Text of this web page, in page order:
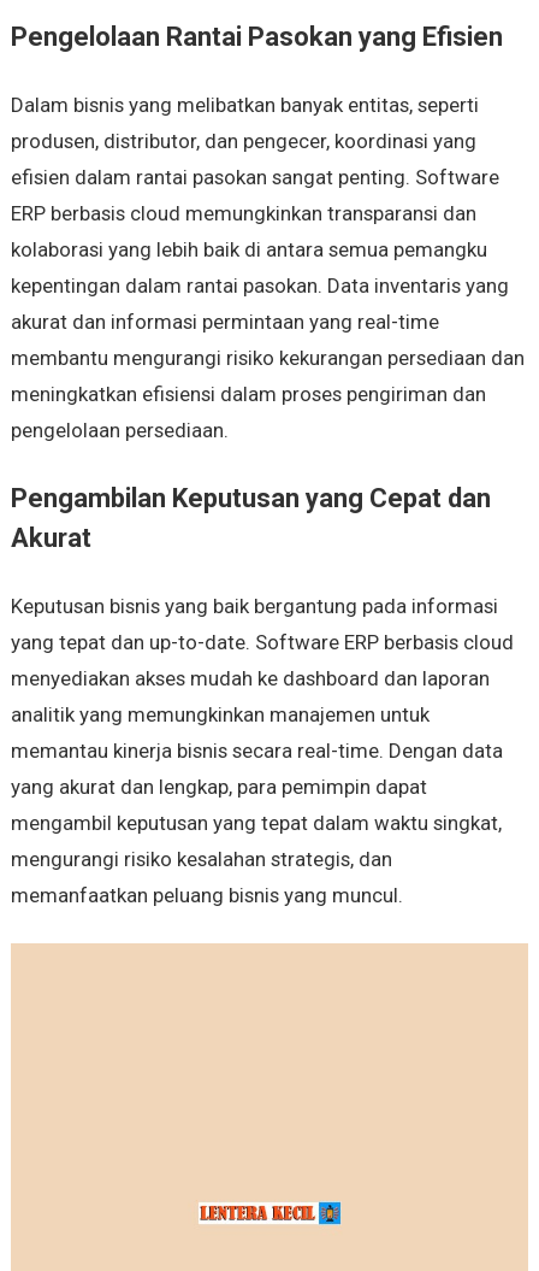
Pengelolaan Rantai Pasokan yang Efisien
Dalam bisnis yang melibatkan banyak entitas, seperti
produsen, distributor, dan pengecer, koordinasi yang
efisien dalam rantai pasokan sangat penting. Software
ERP berbasis cloud memungkinkan transparansi dan
kolaborasi yang lebih baik di antara semua pemangku
kepentingan dalam rantai pasokan. Data inventaris yang
akurat dan informasi permintaan yang real-time
membantu mengurangi risiko kekurangan persediaan dan
meningkatkan efisiensi dalam proses pengiriman dan
pengelolaan persediaan.
Pengambilan Keputusan yang Cepat dan
Akurat
Keputusan bisnis yang baik bergantung pada informasi
yang tepat dan up-to-date. Software ERP berbasis cloud
menyediakan akses mudah ke dashboard dan laporan
analitik yang memungkinkan manajemen untuk
memantau kinerja bisnis secara real-time. Dengan data
yang akurat dan lengkap, para pemimpin dapat
mengambil keputusan yang tepat dalam waktu singkat,
mengurangi risiko kesalahan strategis, dan
memanfaatkan peluang bisnis yang muncul.